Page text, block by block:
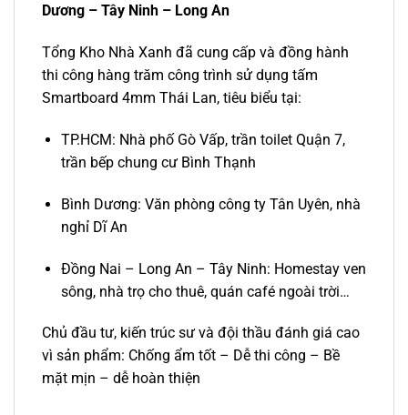
Dương – Tây Ninh – Long An
Tổng Kho Nhà Xanh đã cung cấp và đồng hành
thi công hàng trăm công trình sử dụng tấm
Smartboard 4mm Thái Lan, tiêu biểu tại:
TP.HCM: Nhà phố Gò Vấp, trần toilet Quận 7,
trần bếp chung cư Bình Thạnh
Bình Dương: Văn phòng công ty Tân Uyên, nhà
nghỉ Dĩ An
Đồng Nai – Long An – Tây Ninh: Homestay ven
sông, nhà trọ cho thuê, quán café ngoài trời…
Chủ đầu tư, kiến trúc sư và đội thầu đánh giá cao
vì sản phẩm: Chống ẩm tốt – Dễ thi công – Bề
mặt mịn – dễ hoàn thiện